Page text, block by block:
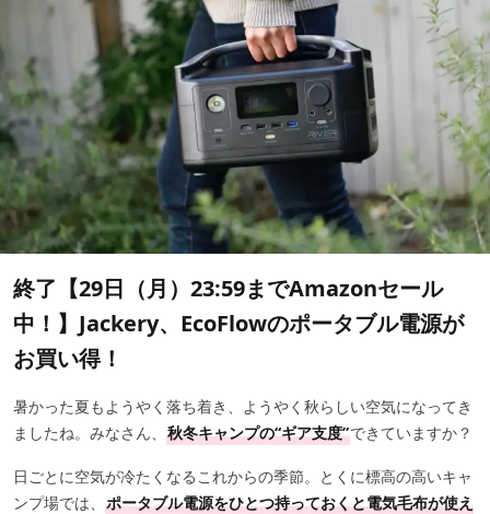
終了【29日（月）23:59までAmazonセール
中！】Jackery、EcoFlowのポータブル電源が
お買い得！
暑かった夏もようやく落ち着き、ようやく秋らしい空気になってき
ましたね。みなさん、 秋冬キャンプの“ギア支度”できていますか？
日ごとに空気が冷たくなるこれからの季節。とくに標高の高いキャ
ンプ場では、 ポータブル電源をひとつ持っておくと電気毛布が使え